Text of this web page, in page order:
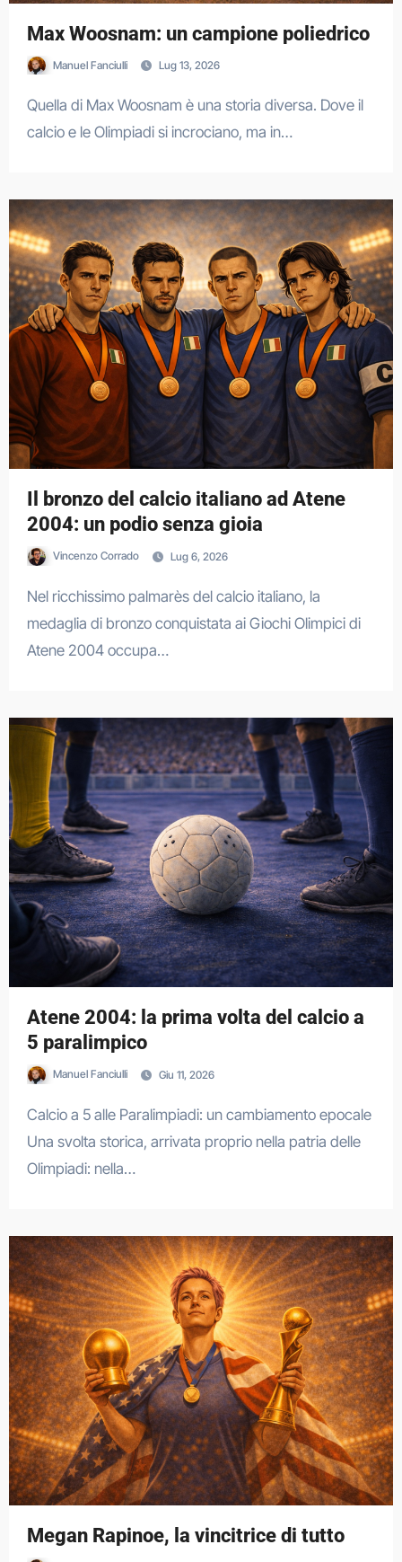
Max Woosnam: un campione poliedrico
Manuel Fanciulli Lug 13, 2026
Quella di Max Woosnam è una storia diversa. Dove il
calcio e le Olimpiadi si incrociano, ma in…
Il bronzo del calcio italiano ad Atene
2004: un podio senza gioia
Vincenzo Corrado Lug 6, 2026
Nel ricchissimo palmarès del calcio italiano, la
medaglia di bronzo conquistata ai Giochi Olimpici di
Atene 2004 occupa…
Atene 2004: la prima volta del calcio a
5 paralimpico
Manuel Fanciulli Giu 11, 2026
Calcio a 5 alle Paralimpiadi: un cambiamento epocale
Una svolta storica, arrivata proprio nella patria delle
Olimpiadi: nella…
Megan Rapinoe, la vincitrice di tutto